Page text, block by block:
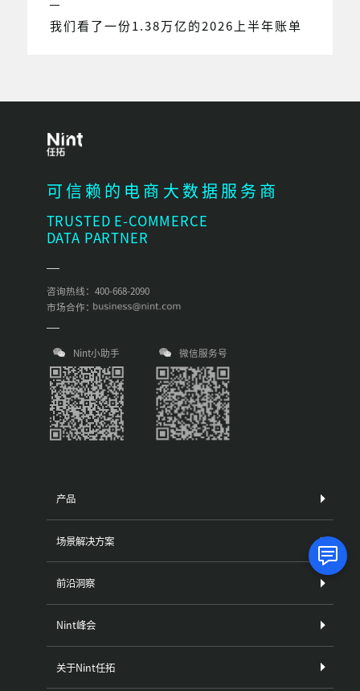
我们看了一份1.38万亿的2026上半年账单
可信赖的电商大数据服务商
TRUSTED E-COMMERCE
DATA PARTNER
咨询热线：400-668-2090
市场合作：
Nint小助手 微信服务号
产品
场景解决方案
前沿洞察
Nint峰会
关于Nint任拓